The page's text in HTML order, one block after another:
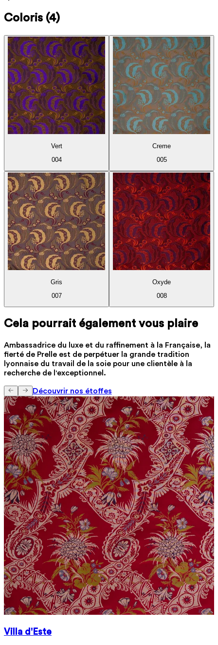
Coloris (4)
Vert
004
Creme
005
Gris
007
Oxyde
008
Cela pourrait également vous plaire
Ambassadrice du luxe et du raffinement à la Française, la
fierté de Prelle est de perpétuer la grande tradition
lyonnaise du travail de la soie pour une clientèle à la
recherche de l'exceptionnel.
Découvrir nos étoffes
Villa d'Este